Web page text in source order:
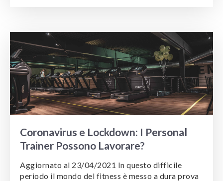
Coronavirus e Lockdown: I Personal
Trainer Possono Lavorare?
Aggiornato al 23/04/2021 In questo difficile
periodo il mondo del fitness è messo a dura prova